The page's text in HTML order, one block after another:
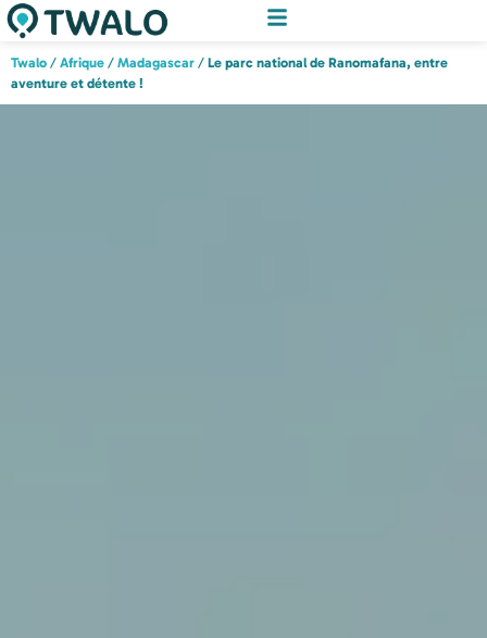
Twalo / Afrique / Madagascar / Le parc national de Ranomafana, entre
aventure et détente !